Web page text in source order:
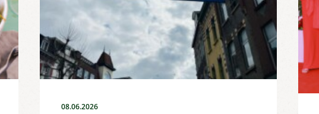
08.06.2026